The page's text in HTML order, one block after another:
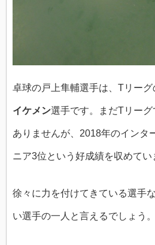
卓球の戸上隼輔選手は、Tリー
イケメン選手です。まだTリー
ありませんが、2018年のインタ
ニア3位という好成績を収めてい
徐々に力を付けてきている選手
い選手の一人と言えるでしょう。